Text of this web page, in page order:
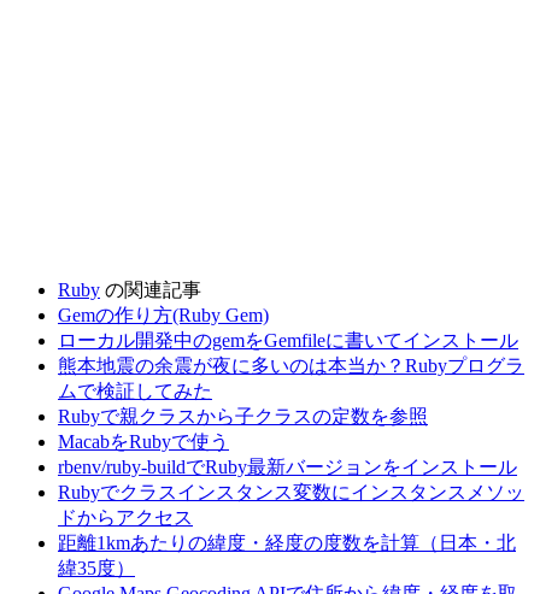
Ruby の関連記事
Gemの作り方(Ruby Gem)
ローカル開発中のgemをGemfileに書いてインストール
熊本地震の余震が夜に多いのは本当か？Rubyプログラ
ムで検証してみた
Rubyで親クラスから子クラスの定数を参照
MacabをRubyで使う
rbenv/ruby-buildでRuby最新バージョンをインストール
Rubyでクラスインスタンス変数にインスタンスメソッ
ドからアクセス
距離1kmあたりの緯度・経度の度数を計算（日本・北
緯35度）